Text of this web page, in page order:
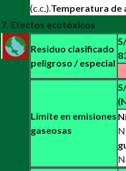
(c.c.).Temperatura de
7. Efectos ecotóxicos
Residuo clasificado
peligroso / especial
Límite en emisiones
gaseosas